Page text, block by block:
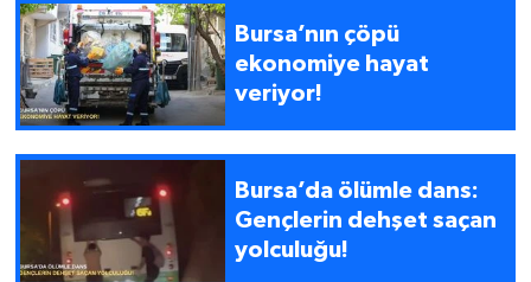
Bursa’nın çöpü
ekonomiye hayat
veriyor!
Bursa’da ölümle dans:
Gençlerin dehşet saçan
yolculuğu!